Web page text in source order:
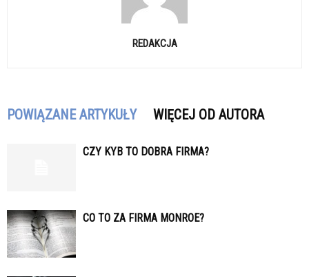
REDAKCJA
POWIĄZANE ARTYKUŁY WIĘCEJ OD AUTORA
CZY KYB TO DOBRA FIRMA?
CO TO ZA FIRMA MONROE?